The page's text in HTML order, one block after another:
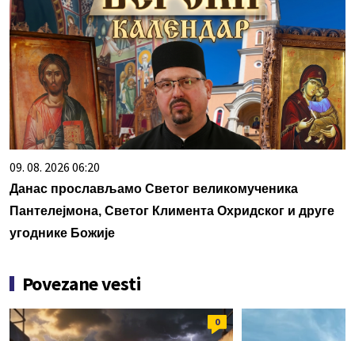
09. 08. 2026 06:20
Данас прослављамо Светог великомученика
Пантелејмона, Светог Климента Охридског и друге
угоднике Божије
Povezane vesti
0